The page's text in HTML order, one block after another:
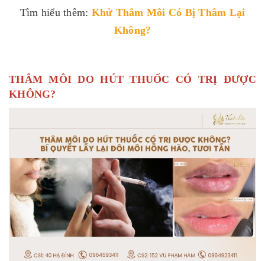
Tìm hiểu thêm: Khử Thâm Môi Có Bị Thâm Lại
Không?
THÂM MÔI DO HÚT THUỐC CÓ TRỊ ĐƯỢC
KHÔNG?